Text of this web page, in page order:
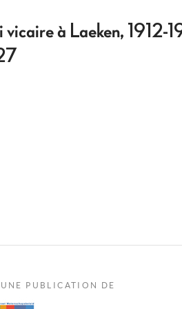
à Laeken, 1912-
PUBLICATION DE